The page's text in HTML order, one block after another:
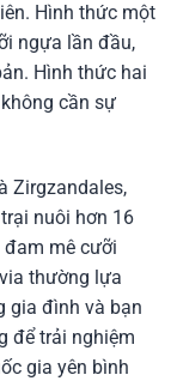
Hình thức một
ngựa lần đầu,
Hình thức hai
cần sự
Zirgzandales,
nuôi hơn 16
mê cưỡi
thường lựa
gia đình và bạn
để trải nghiệm
gia yên bình